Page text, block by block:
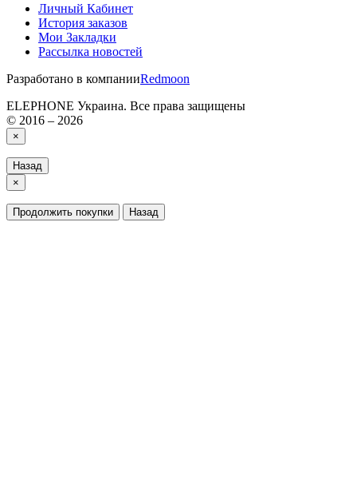
Личный Кабинет
История заказов
Мои Закладки
Рассылка новостей
Разработано в компанииRedmoon
ELEPHONE Украина. Все права защищены
© 2016 – 2026
×
Назад
×
Продолжить покупки Назад